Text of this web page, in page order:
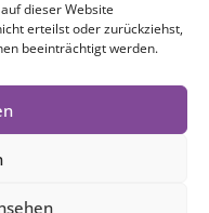
dieser Website
erteilst oder zurückziehst,
beeinträchtigt werden.